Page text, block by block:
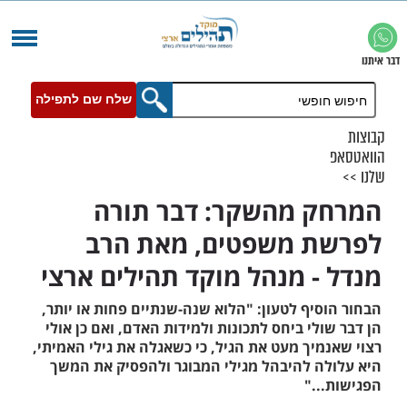
שלח שם לתפילה
מהשקר: דבר תורה
משפטים, מאת הרב
מנהל מוקד תהילים ארצי
לטעון: "הלוא שנה-שנתיים פחות או יותר,